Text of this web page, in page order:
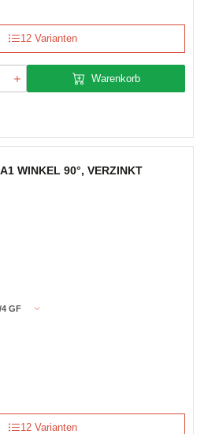
12 Varianten
Warenkorb
WINKEL 90°, VERZINKT
4 GF
12 Varianten